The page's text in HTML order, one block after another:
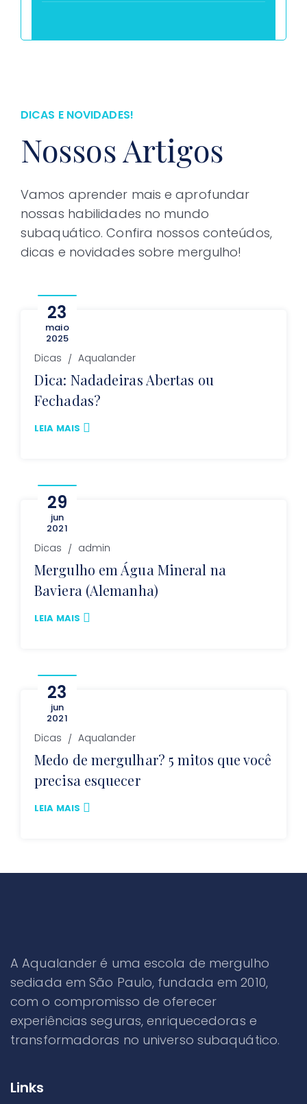
DICAS E NOVIDADES!
Nossos Artigos
Vamos aprender mais e aprofundar
nossas habilidades no mundo
subaquático. Confira nossos conteúdos,
dicas e novidades sobre mergulho!
23
maio
2025
Dicas Aqualander
Dica: Nadadeiras Abertas ou
Fechadas?
LEIA MAIS
29
jun
2021
Dicas admin
Mergulho em Água Mineral na
Baviera (Alemanha)
LEIA MAIS
23
jun
2021
Dicas Aqualander
Medo de mergulhar? 5 mitos que você
precisa esquecer
LEIA MAIS
A Aqualander é uma escola de mergulho
sediada em São Paulo, fundada em 2010,
com o compromisso de oferecer
experiências seguras, enriquecedoras e
transformadoras no universo subaquático.
Links